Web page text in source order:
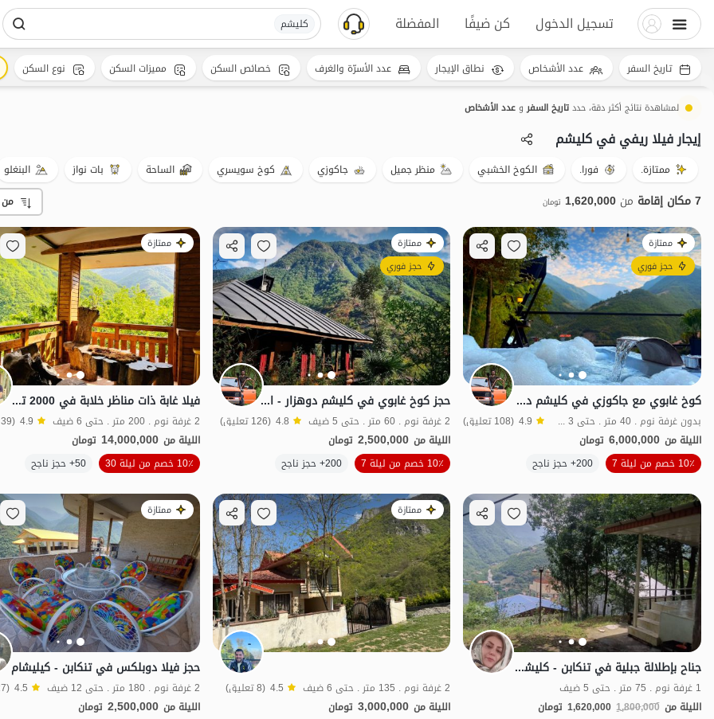
تسجيل الدخول كن ضيفًا المفضلة کلیشم
لمشاهدة نتائج أكثر دقة، حددتاريخ السفروعدد الأشخاص
إيجار فيلا ريفي في کلیشم
ممتازة. فورا. الكوخ الخشبي منظر جميل جاكوزي كوخ سويسري الساحة بات نواز البنغلو
7 مكان إقامة من 1,620,000 تومان
ممتازة
حجز فوري
كوخ غابوي مع جاكوزي في كليشم دوهزار
بدون غرفة نوم . 40 متر . حتى 3 ضيف 4.9 (108 تعليق)
الليلة من 6,000,000 تومان
10٪ خصم من ليلة 7
200+ حجز ناجح منظر جميل الموقع على الخريطة
ممتازة
حجز فوري
حجز كوخ غابوي في كليشم دوهزار - الطابق الثاني
2 غرفة نوم . 60 متر . حتى 5 ضيف 4.8 (126 تعليق)
الليلة من 2,500,000 تومان
10٪ خصم من ليلة 7
200+ حجز ناجح منظر جميل
ممتازة
فيلا غابة ذات مناظر خلابة في 2000 تونكابون
2 غرفة نوم . 200 متر . حتى 6 ضيف 4.9 (39 تعليق)
الليلة من 14,000,000 تومان
10٪ خصم من ليلة 30
50+ حجز ناجح
جناح بإطلالة جبلية في تنكابن - كليشم - طابق أرضي
1 غرفة نوم . 75 متر . حتى 5 ضيف
الليلة من 1,800,000
1,620,000 تومان
ممتازة
2 غرفة نوم . 135 متر . حتى 6 ضيف 4.5 (8 تعليق)
الليلة من 3,000,000 تومان
ممتازة
حجز فيلا دوبلكس في تنكابن - كيليشام
2 غرفة نوم . 180 متر . حتى 12 ضيف 4.5 (27 تعليق)
الليلة من 2,500,000 تومان
تاريخ السفر عدد الأشخاص نطاق الإيجار عدد الأسرّة والغرف خصائص السكن مميزات السكن نوع السكن